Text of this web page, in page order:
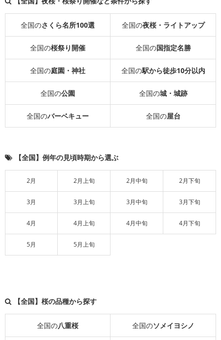
全国のさくら名所100選 全国の夜桜・ライトアップ
全国の桜祭り開催 全国の国指定名勝
全国の庭園・神社 全国の駅から徒歩10分以内
全国の公園 全国の城・城跡
全国のバーベキュー 全国の屋台
【全国】例年の見頃時期から選ぶ
2月 2月上旬 2月中旬 2月下旬
3月 3月上旬 3月中旬 3月下旬
4月 4月上旬 4月中旬 4月下旬
5月 5月上旬
【全国】桜の品種から探す
全国の八重桜 全国のソメイヨシノ